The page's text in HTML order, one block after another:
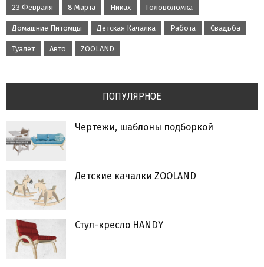
23 Февраля 8 Марта Никах Головоломка
Домашние Питомцы Детская Качалка Работа Свадьба
Туалет Авто ZOOLAND
ПОПУЛЯРНОЕ
Чертежи, шаблоны подборкой
Детские качалки ZOOLAND
Стул-кресло HANDY